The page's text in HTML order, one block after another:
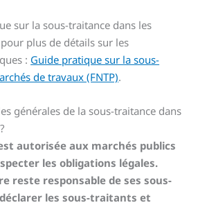
sur la sous-traitance dans les
plus de détails sur les
: Guide pratique sur la sous-
de travaux (FNTP).
générales de la sous-traitance dans
autorisée aux marchés publics
les obligations légales.
reste responsable de ses sous-
les sous-traitants et